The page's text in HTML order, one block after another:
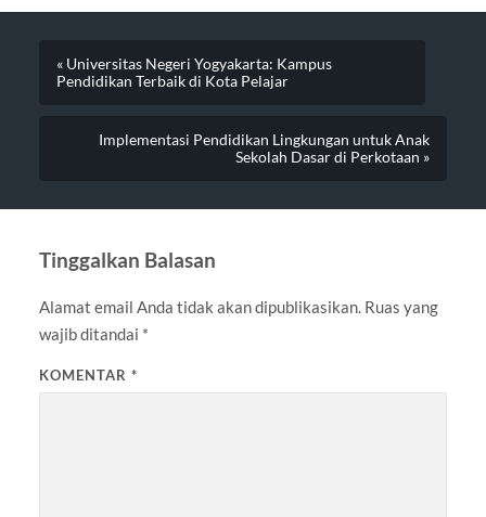
« Universitas Negeri Yogyakarta: Kampus
Pendidikan Terbaik di Kota Pelajar
Implementasi Pendidikan Lingkungan untuk Anak
Sekolah Dasar di Perkotaan »
Tinggalkan Balasan
Alamat email Anda tidak akan dipublikasikan. Ruas yang
wajib ditandai *
KOMENTAR *